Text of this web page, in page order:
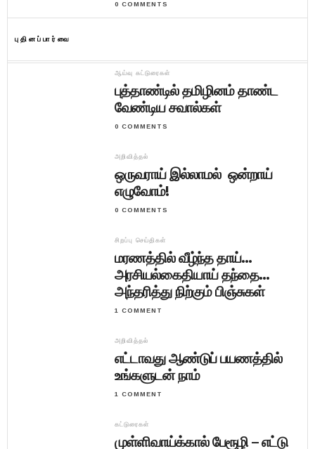
0 COMMENTS
புதினப்பார்வை
ஆய்வு கட்டுரைகள்
புத்தாண்டில் தமிழினம் தாண்ட
வேண்டிய சவால்கள்
0 COMMENTS
அறிவித்தல்
ஒருவராய் இல்லாமல் ஒன்றாய்
எழுவோம்!
0 COMMENTS
சிறப்பு செய்திகள்
மரணத்தில் வீழ்ந்த தாய்…
அரசியல்கைதியாய் தந்தை…
அந்தரித்து நிற்கும் பிஞ்சுகள்
1 COMMENT
அறிவித்தல்
எட்டாவது ஆண்டுப் பயணத்தில்
உங்களுடன் நாம்
1 COMMENT
கட்டுரைகள்
முள்ளிவாய்க்கால் பேரூழி – எட்டு